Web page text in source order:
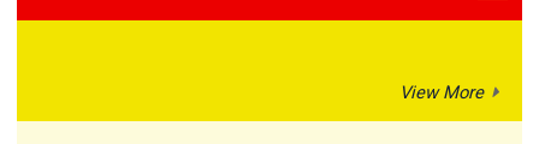
View More